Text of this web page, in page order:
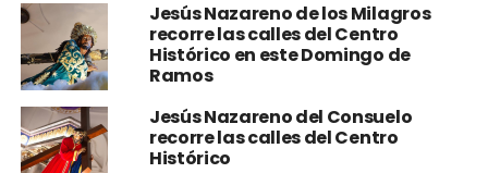
Jesús Nazareno de los Milagros
recorre las calles del Centro
Histórico en este Domingo de
Ramos
Jesús Nazareno del Consuelo
recorre las calles del Centro
Histórico